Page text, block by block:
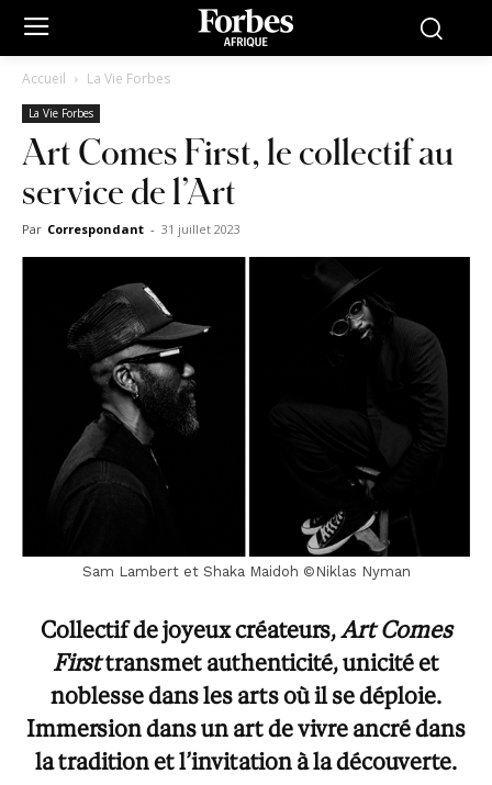
Accueil La Vie Forbes
La Vie Forbes
Art Comes First, le collectif au
service de l’Art
Par Correspondant - 31 juillet 2023
Sam Lambert et Shaka Maidoh ©Niklas Nyman
Collectif de joyeux créateurs,Art Comes
Firsttransmet authenticité, unicité et
noblesse dans les arts où il se déploie.
Immersion dans un art de vivre ancré dans
la tradition et l’invitation à la découverte.